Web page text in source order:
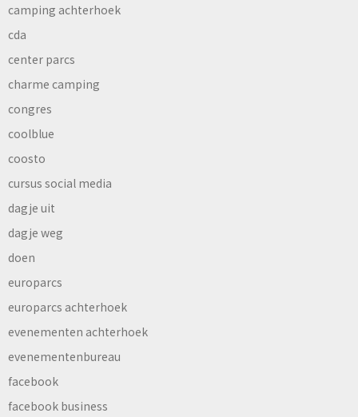
camping achterhoek
cda
center parcs
charme camping
congres
coolblue
coosto
cursus social media
dagje uit
dagje weg
doen
europarcs
europarcs achterhoek
evenementen achterhoek
evenementenbureau
facebook
facebook business